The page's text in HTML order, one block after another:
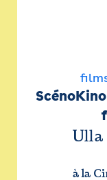
Ulla
à la